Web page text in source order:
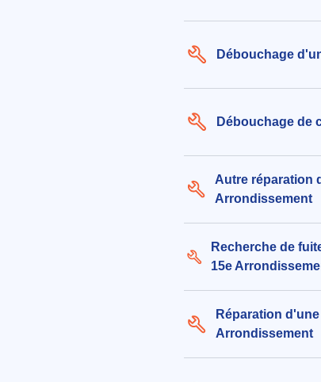
Débouchage
Débouchage de
Autre réparation
Arrondissement
Recherche de
15e
Réparation
Arrondissement